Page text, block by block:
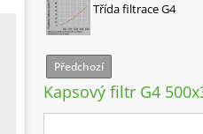
Třída filtrace G4
Předchozí
Kapsový filtr G4